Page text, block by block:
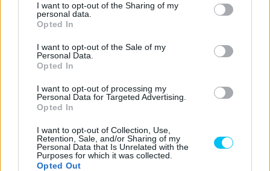
not limited to your visit or usage behaviour. You may click to
grant or deny consent to Google and its third-party tags to
use your data for below specified purposes in below Google
consent section.
I want to opt-out of the Sharing of my
personal data.
Opted In
I want to opt-out of the Sale of my
Personal Data.
Opted In
I want to opt-out of processing my
Personal Data for Targeted Advertising.
Opted In
I want to opt-out of Collection, Use,
Retention, Sale, and/or Sharing of my
Personal Data that Is Unrelated with the
Purposes for which it was collected.
Opted Out
valamint az Aprilia remek formája ellenére Maverick Vinales
Első szabadedzés végeredménye:
JackMiller Ducati Lenovo Team
Johann Zarco